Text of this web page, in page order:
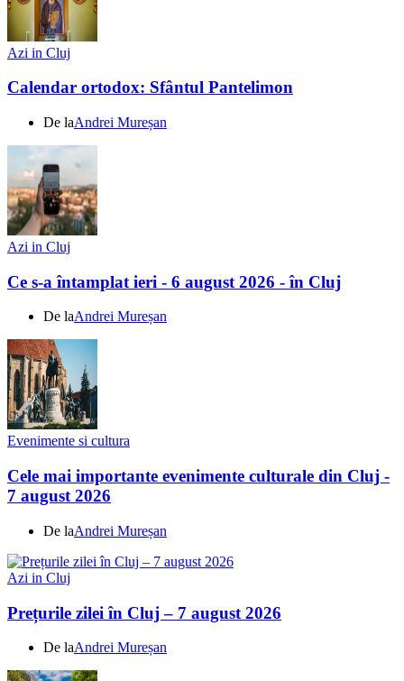
Azi in Cluj
Calendar ortodox: Sfântul Pantelimon
De laAndrei Mureșan
Azi in Cluj
Ce s-a întamplat ieri - 6 august 2026 - în Cluj
De laAndrei Mureșan
Evenimente si cultura
Cele mai importante evenimente culturale din Cluj -
7 august 2026
De laAndrei Mureșan
Azi in Cluj
Prețurile zilei în Cluj – 7 august 2026
De laAndrei Mureșan